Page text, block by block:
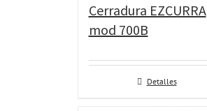
Cerradura EZCURRA
mod 700B
Detalles